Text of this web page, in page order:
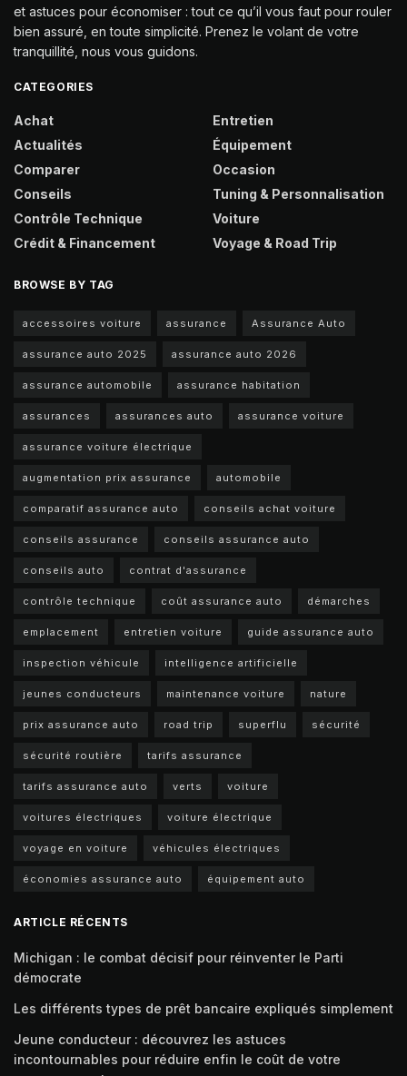
et astuces pour économiser : tout ce qu’il vous faut pour rouler
bien assuré, en toute simplicité. Prenez le volant de votre
tranquillité, nous vous guidons.
CATEGORIES
Achat
Actualités
Comparer
Conseils
Contrôle Technique
Crédit & Financement
Entretien
Équipement
Occasion
Tuning & Personnalisation
Voiture
Voyage & Road Trip
BROWSE BY TAG
accessoires voiture assurance Assurance Auto
assurance auto 2025 assurance auto 2026
assurance automobile assurance habitation
assurances assurances auto assurance voiture
assurance voiture électrique
augmentation prix assurance automobile
comparatif assurance auto conseils achat voiture
conseils assurance conseils assurance auto
conseils auto contrat d'assurance
contrôle technique coût assurance auto démarches
emplacement entretien voiture guide assurance auto
inspection véhicule intelligence artificielle
jeunes conducteurs maintenance voiture nature
prix assurance auto road trip superflu sécurité
sécurité routière tarifs assurance
tarifs assurance auto verts voiture
voitures électriques voiture électrique
voyage en voiture véhicules électriques
économies assurance auto équipement auto
ARTICLE RÉCENTS
Michigan : le combat décisif pour réinventer le Parti
démocrate
Les différents types de prêt bancaire expliqués simplement
Jeune conducteur : découvrez les astuces
incontournables pour réduire enfin le coût de votre